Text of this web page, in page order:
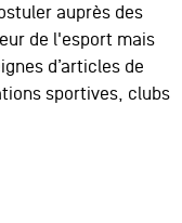
auprès des
de l'esport mais
d’articles de
sportives, clubs